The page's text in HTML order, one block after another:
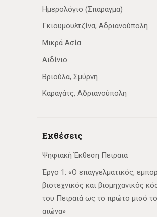
Ημερολόγιο (Σπάραγμα)
Γκιουμουλτζίνα, Αδριανούπολη
Μικρά Ασία
Αϊδίνιο
Βριούλα, Σμύρνη
Καραγάτς, Αδριανούπολη
Εκθέσεις
Ψηφιακή Έκθεση Πειραιά
Έργο 1: «Ο επαγγελματικός,
βιοτεχνικός και βιομηχανικός
του Πειραιά ως το πρώτο μισό
αιώνα»